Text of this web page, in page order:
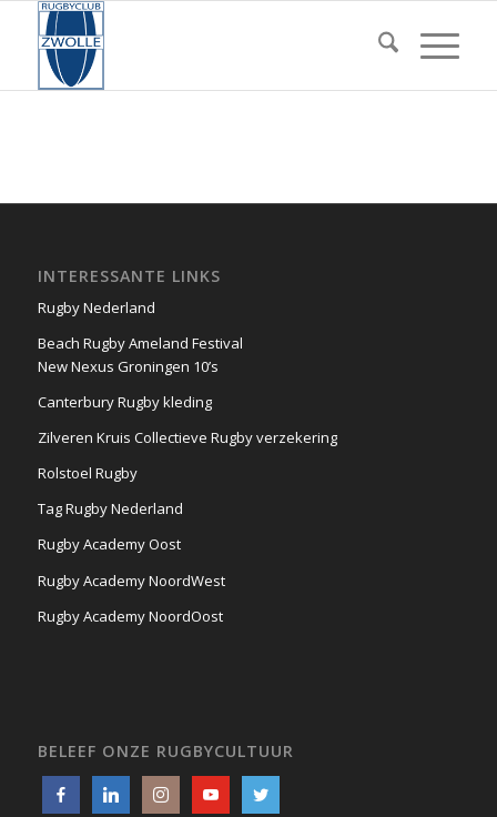
INTERESSANTE LINKS
Rugby Nederland
Beach Rugby Ameland Festival
New Nexus Groningen 10’s
Canterbury Rugby kleding
Zilveren Kruis Collectieve Rugby verzekering
Rolstoel Rugby
Tag Rugby Nederland
Rugby Academy Oost
Rugby Academy NoordWest
Rugby Academy NoordOost
BELEEF ONZE RUGBYCULTUUR